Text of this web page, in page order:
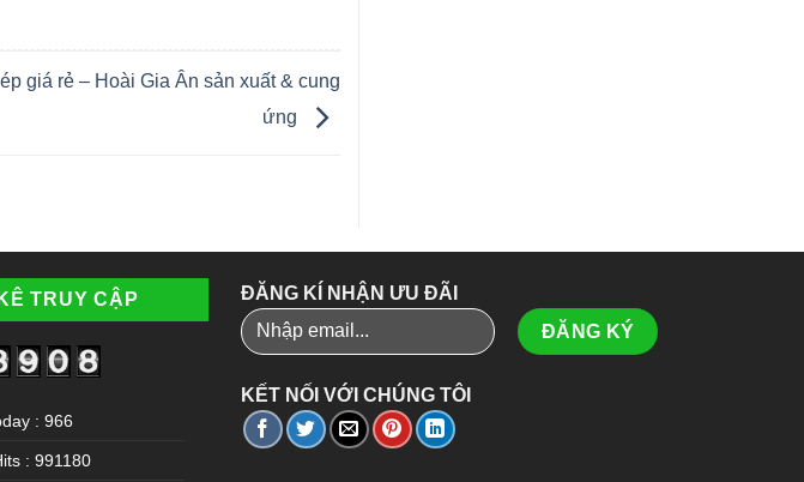
giá rẻ – Hoài Gia Ân sản xuất & cung
ứng
TRUY CẬP
: 966
: 991180
ĐĂNG KÍ NHẬN ƯU ĐÃI
KẾT NỐI VỚI CHÚNG TÔI